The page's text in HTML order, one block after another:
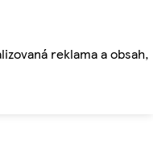
reklama a obsah,